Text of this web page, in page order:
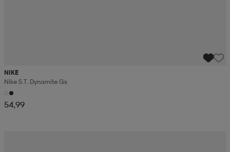
NIKE
Nike S.t. Dynamite Gs
54,99